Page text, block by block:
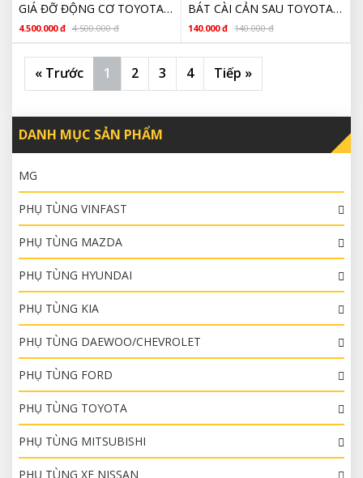
GIÁ ĐỠ ĐỘNG CƠ TOYOTA VIOS 2003 2004 2005 2006 THÁO XE
4.500.000 đ 4.500.000 đ
BÁT CÀI CẢN SAU TOYOTA VIOS 2007 2008 2009 2010 2011 2012 2013 GIÁ RẺ
140.000 đ 140.000 đ
« Trước 1 2 3 4 Tiếp »
DANH MỤC SẢN PHẨM
MG
PHỤ TÙNG VINFAST
PHỤ TÙNG MAZDA
PHỤ TÙNG HYUNDAI
PHỤ TÙNG KIA
PHỤ TÙNG DAEWOO/CHEVROLET
PHỤ TÙNG FORD
PHỤ TÙNG TOYOTA
PHỤ TÙNG MITSUBISHI
PHỤ TÙNG XE NISSAN